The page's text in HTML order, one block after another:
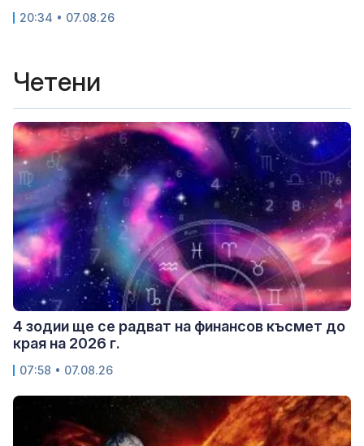
20:34 • 07.08.26
Четени
4 зодии ще се радват на финансов късмет до
края на 2026 г.
07:58 • 07.08.26